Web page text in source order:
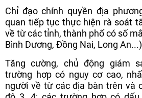
Chỉ đạo chính quyền địa
quan tiếp tục thực hiện rà soát
về từ các tỉnh, thành phố có số
Bình Dương, Đồng Nai, Long
Tăng cường, chủ động giám
trường hợp có nguy cơ cao,
người về từ các địa bàn trên và